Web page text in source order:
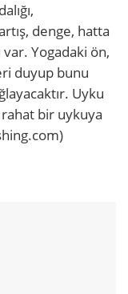
denge, hatta
Yogadaki ön,
duyup bunu
Uyku
bir uykuya